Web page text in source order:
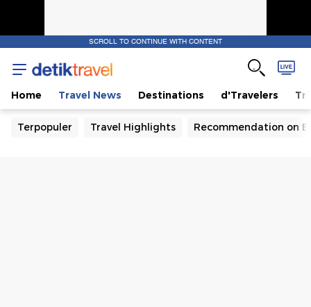
SCROLL TO CONTINUE WITH CONTENT
Home Travel News Destinations d'Travelers
Terpopuler Travel Highlights Recommendation on